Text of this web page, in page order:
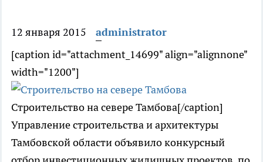
12 января 2015
administrator
[caption id="attachment_14699" align="alignnone"
width="1200"]
Строительство на севере Тамбова[/caption]
Управление строительства и архитектуры
Тамбовской области объявило конкурсный